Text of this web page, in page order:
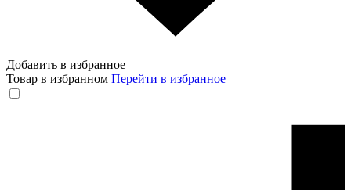
Добавить в избранное
Товар в избранном Перейти в избранное